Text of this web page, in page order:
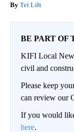
Tri Lift
BE PART OF
KIFI Local
civil and
Please keep
can review our
If you would
here.